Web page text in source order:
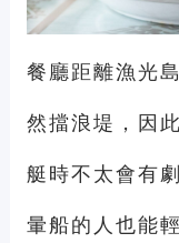
餐廳距離漁光
然擋浪堤，因
艇時不太會有
暈船的人也能